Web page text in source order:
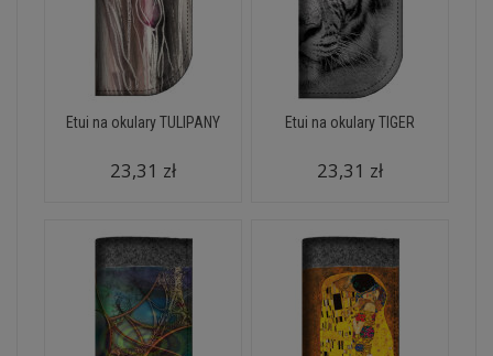
Etui na okulary TULIPANY
23,31 zł
Etui na okulary TIGER
23,31 zł